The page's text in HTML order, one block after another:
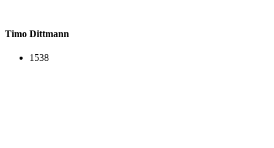
Timo Dittmann
1538